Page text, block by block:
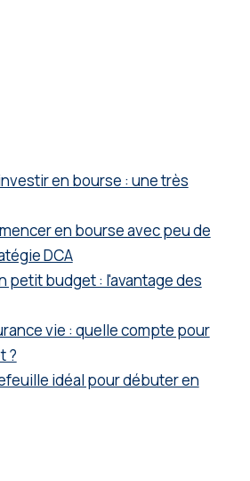
en bourse : une très
en bourse avec peu de
DCA
petit budget : l'avantage des
vie : quelle compte pour
?
idéal pour débuter en